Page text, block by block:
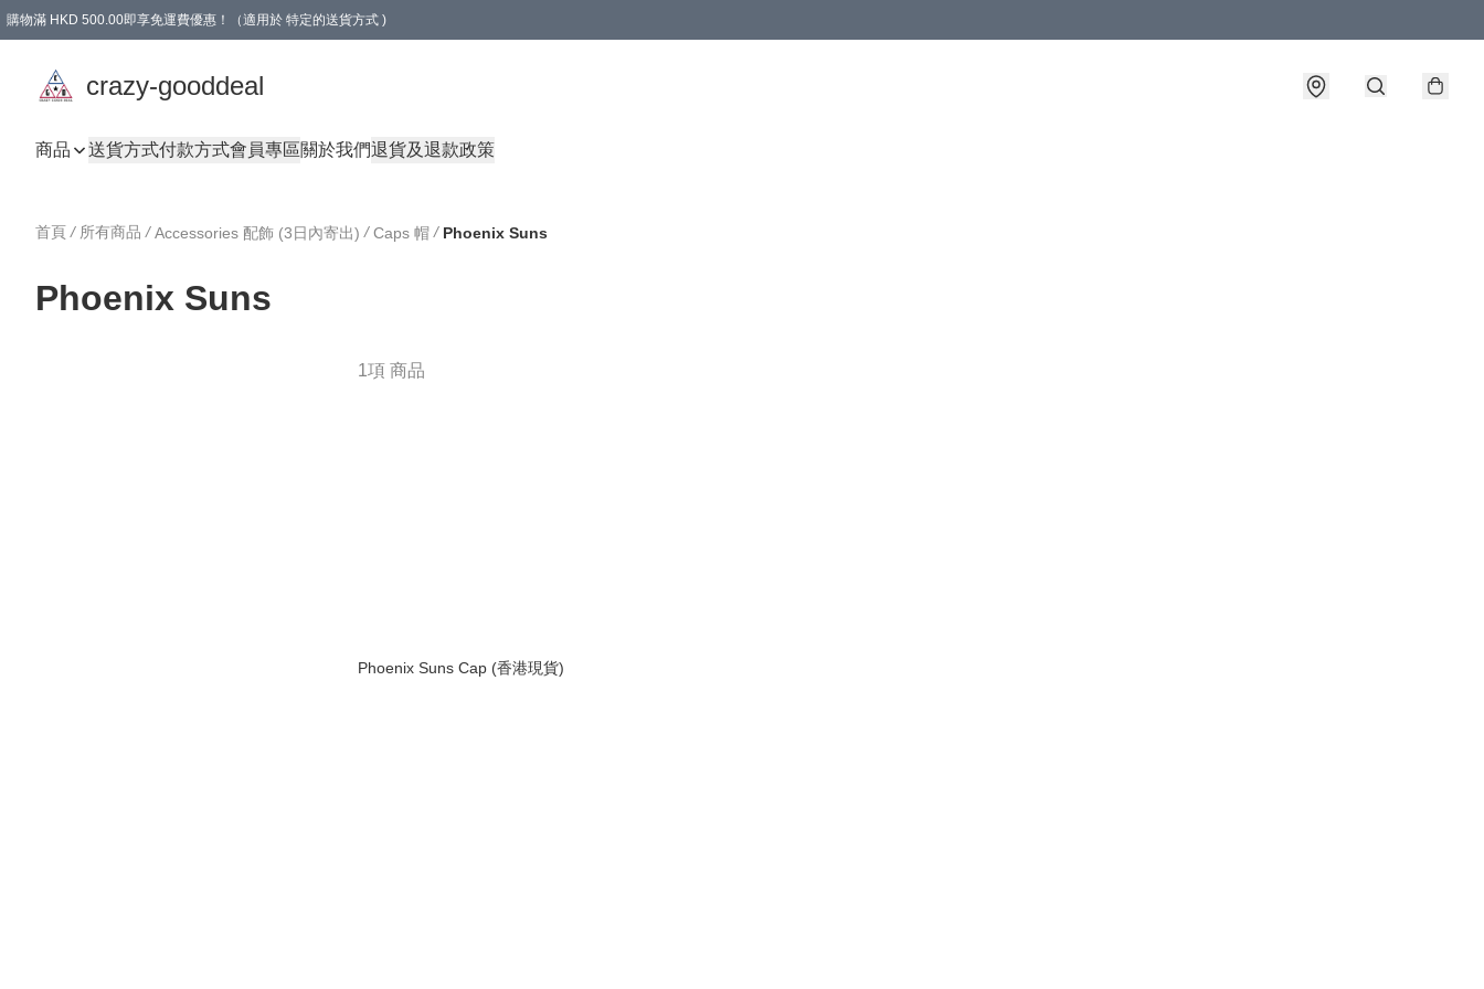
購物滿 HKD 500.00即享免運費優惠！（適用於 特定的送貨方式 )
crazy-gooddeal
商品 送貨方式付款方式會員專區關於我們退貨及退款政策
首頁 / 所有商品 / Accessories 配飾 (3日內寄出) / Caps 帽 / Phoenix Suns
Phoenix Suns
1項 商品
Phoenix Suns Cap (香港現貨)